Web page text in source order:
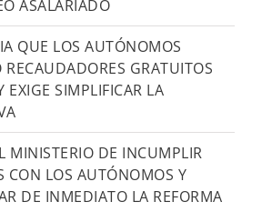
ASALARIADO
QUE LOS AUTÓNOMOS
GRATUITOS
EXIGE SIMPLIFICAR LA
MINISTERIO DE INCUMPLIR
CON LOS AUTÓNOMOS Y
DE INMEDIATO LA REFORMA